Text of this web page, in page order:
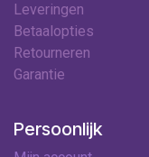
Leveringen
Betaalopties
Retourneren
Garantie
Persoonlijk